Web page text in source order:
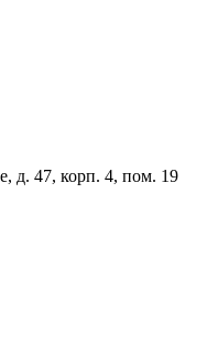
д. 47, корп. 4, пом. 19